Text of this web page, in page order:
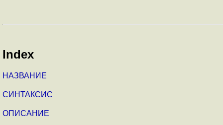
Index
НАЗВАНИЕ
СИНТАКСИС
ОПИСАНИЕ